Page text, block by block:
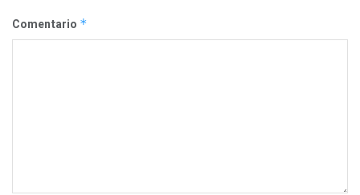
Comentario *